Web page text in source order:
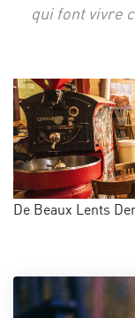
qui font vivre
De Beaux Lents